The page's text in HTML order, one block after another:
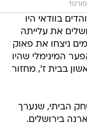
בוודאי היו
את עלייתה
ניצחו את פאוק
הפער המינימלי שהיו
בבית ז', מחזור
הביתי, שנערך
בירושלים.